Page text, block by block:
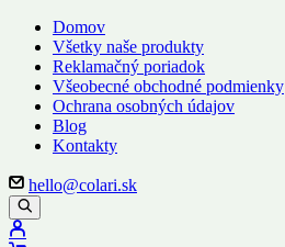
Domov
Všetky naše produkty
Reklamačný poriadok
Všeobecné obchodné podmienky
Ochrana osobných údajov
Blog
Kontakty
hello@colari.sk